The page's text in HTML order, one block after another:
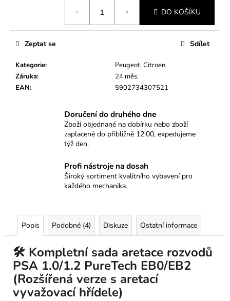
DO KOŠÍKU
Kategorie:
Peugeot, Citroen
Záruka:
24 měs.
EAN: 5902734307521
Zeptat se Sdílet
Doručení do druhého dne
Zboží objednané na dobírku nebo zboží
zaplacené do přibližně 12:00, expedujeme
týž den.
Profi nástroje na dosah
Široký sortiment kvalitního vybavení pro
každého mechanika.
Popis Podobné (4) Diskuze Ostatní informace
🛠️ Kompletní sada aretace rozvodů
PSA 1.0/1.2 PureTech EB0/EB2
(Rozšířená verze s aretací
vyvažovací hřídele)
SADA
VAG
1.6,
2.0
TDI
COMMON